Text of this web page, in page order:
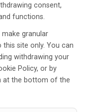
consent,
functions.
granular
site only. You can
withdrawing your
Policy, or by
at the bottom of the
23-